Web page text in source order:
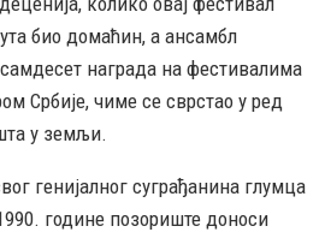
био домаћин, а ансамбл
награда на фестивалима
Србије, чиме се сврстао у ред
у земљи.
генијалног суграђанина глумца
године позориште доноси